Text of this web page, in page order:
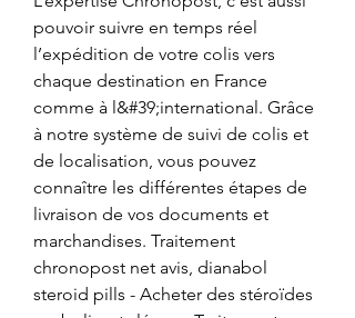
pouvoir suivre en temps réel
l’expédition de votre colis vers
chaque destination en France
comme à l&#39;international. Grâce
à notre système de suivi de colis et
de localisation, vous pouvez
connaître les différentes étapes de
livraison de vos documents et
marchandises. Traitement
chronopost net avis, dianabol
steroid pills - Acheter des stéroïdes